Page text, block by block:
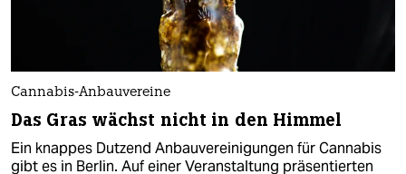
Cannabis-Anbauvereine
Das Gras wächst nicht in den Himmel
Ein knappes Dutzend Anbauvereinigungen für Cannabis
gibt es in Berlin. Auf einer Veranstaltung präsentierten